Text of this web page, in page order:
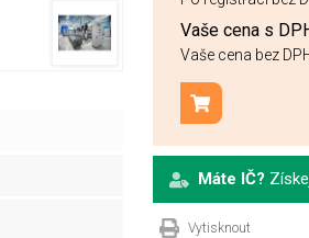
Vaše cena s
Vaše cena bez
Přidat do košíku
Máte IČ?
Vytisknout